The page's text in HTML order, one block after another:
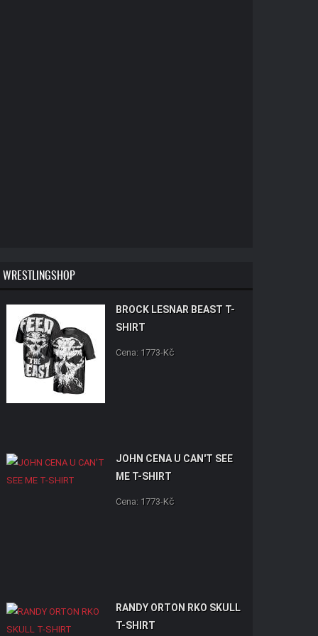
WRESTLINGSHOP
BROCK LESNAR BEAST T-
SHIRT
Cena: 1773-Kč
JOHN CENA U CAN'T SEE
ME T-SHIRT
Cena: 1773-Kč
RANDY ORTON RKO SKULL
T-SHIRT